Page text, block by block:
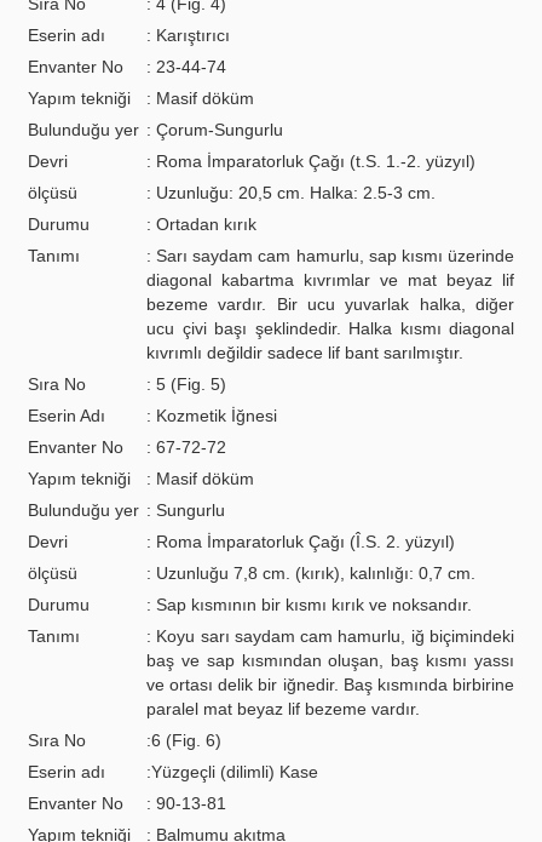
Eserin adı
: Karıştırıcı
Envanter No
: 23-44-74
Yapım tekniği
: Masif döküm
Bulunduğu yer : Çorum-Sungurlu
Devri
: Roma İmparatorluk Çağı (t.S. 1.-2. yüzyıl)
ölçüsü
: Uzunluğu: 20,5 cm. Halka: 2.5-3 cm.
Durumu
: Ortadan kırık
Tanımı
: Sarı saydam cam hamurlu, sap kısmı üzerinde
diagonal kabartma kıvrımlar ve mat beyaz lif
bezeme vardır. Bir ucu yuvarlak halka, diğer
ucu çivi başı şeklindedir. Halka kısmı diagonal
kıvrımlı değildir sadece lif bant sarılmıştır.
Sıra No
: 5 (Fig. 5)
Eserin Adı
: Kozmetik İğnesi
Envanter No
: 67-72-72
Yapım tekniği
: Masif döküm
Bulunduğu yer : Sungurlu
Devri
: Roma İmparatorluk Çağı (Î.S. 2. yüzyıl)
ölçüsü
: Uzunluğu 7,8 cm. (kırık), kalınlığı: 0,7 cm.
Durumu
: Sap kısmının bir kısmı kırık ve noksandır.
Tanımı
: Koyu sarı saydam cam hamurlu, iğ biçimindeki
baş ve sap kısmından oluşan, baş kısmı yassı
ve ortası delik bir iğnedir. Baş kısmında birbirine
paralel mat beyaz lif bezeme vardır.
Sıra No
:6 (Fig. 6)
Eserin adı
:Yüzgeçli (dilimli) Kase
Envanter No
: 90-13-81
Yapım tekniği
: Balmumu akıtma